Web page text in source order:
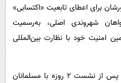
علمی
کریپتو
سرگرمی
باشگاه مغز
فیلم
اقتصاد
سیاست
ایران 2
کوتاه
برای اعطای تابعیت «اکتسابی»
شهروندی اصلی، به‌رسمیت
امنیت خود با نظارت بین‌المللی
«مینت تو» وزیر خارجه میانمار پس از نشست ۲ روزه با مسلمانان